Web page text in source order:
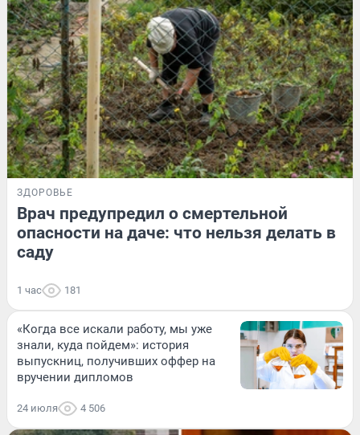
ЗДОРОВЬЕ
Врач предупредил о смертельной
опасности на даче: что нельзя делать в
саду
1 час 181
«Когда все искали работу, мы уже
знали, куда пойдем»: история
выпускниц, получивших оффер на
вручении дипломов
24 июля 4 506